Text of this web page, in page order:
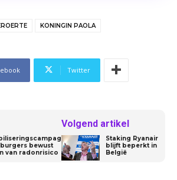
KONINGIN PAOLA
Twitter
bewust
van radonrisico
Volgend artikel
Staking Ryanair
blijft beperkt in
België